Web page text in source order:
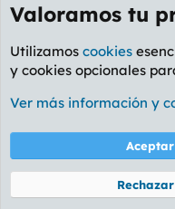
Etiquetas
Cookies
PL
Términos y
Community platform by XenForo®
Valoramos tu
Utilizamos cookies
y cookies opcionales
Ver más información y